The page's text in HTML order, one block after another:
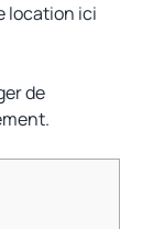
location ici
de